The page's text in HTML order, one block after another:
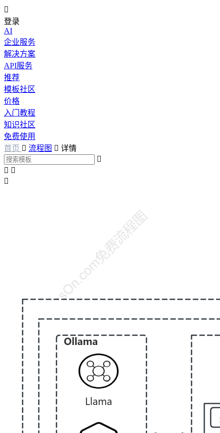

登录
AI
企业服务
解决方案
API服务
推荐
模板社区
价格
入门教程
知识社区
免费使用
首页  流程图  详情

 
